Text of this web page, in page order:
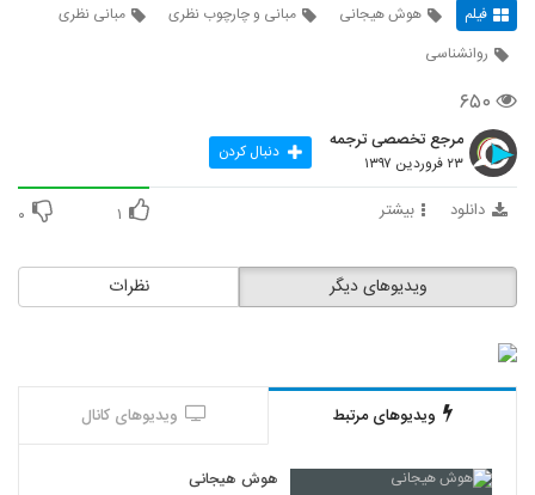
فیلم هوش هیجانی مبانی و چارچوب نظری
مبانی نظری
روانشناسی
۶۵۰
مرجع تخصصی ترجمه
۲۳ فروردین ۱۳۹۷ دنبال کردن
دانلود بیشتر ۱ ۰
نظرات ویدیوهای دیگر
ویدیوهای مرتبط ویدیوهای کانال
هوش هیجانی